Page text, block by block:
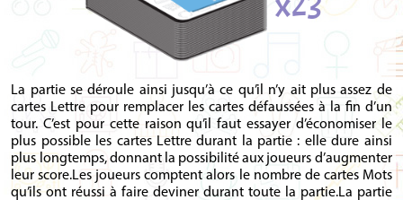
La partie se déroule ainsi jusqu’à ce qu’il n’y ait plus assez de
cartes Lettre pour remplacer les cartes défaussées à la fin d’un
tour. C’est pour cette raison qu’il faut essayer d’économiser le
plus possible les cartes Lettre durant la partie : elle dure ainsi
plus longtemps, donnant la possibilité aux joueurs d’augmenter
leur score.Les joueurs comptent alors le nombre de cartes Mots
qu’ils ont réussi à faire deviner durant toute la partie.La partie